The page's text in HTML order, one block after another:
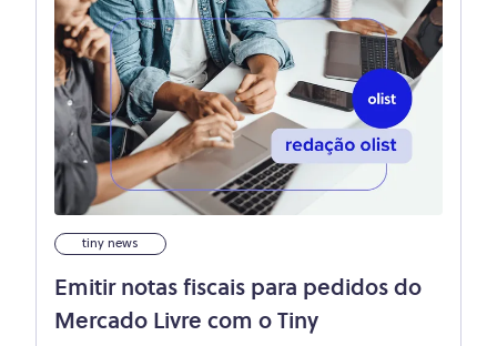
tiny news
Emitir notas fiscais para pedidos do
Mercado Livre com o Tiny